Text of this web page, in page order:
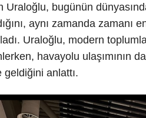
Uraloğlu, bugünün
aynı zamanda zamanı
Uraloğlu, modern
havayolu ulaşımının
geldiğini anlattı.